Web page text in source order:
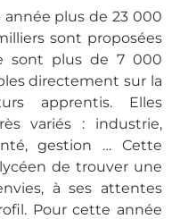
plus de 23 000
sont proposées
sont plus de 7 000
directement sur la
apprentis. Elles
variés : industrie,
gestion … Cette
de trouver une
à ses attentes
Pour cette année